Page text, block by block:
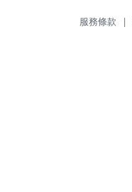
服務條款 |